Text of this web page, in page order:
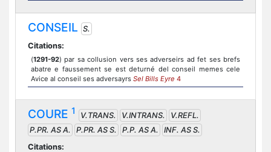
CONSEIL S.
Citations:
(1291-92) par sa collusion vers ses adverseirs ad fet ses brefs
abatre e faussement se est deturné del conseil memes cele
Avice al conseil ses adversayrs Sel Bills Eyre 4
COURE 1 V.TRANS. V.INTRANS.
V.REFL.
P.PR. AS A.
P.PR. AS S. P.P. AS A.
INF. AS S.
Citations: